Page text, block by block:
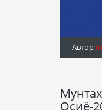
Автор
Осиё-